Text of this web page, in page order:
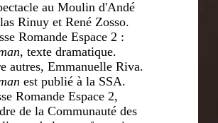
spectacle au Moulin d'Andé
Rinuy et René Zosso.
Romande Espace 2 :
, texte dramatique.
autres, Emmanuelle Riva.
est publié à la SSA.
Romande Espace 2,
cadre de la Communauté des